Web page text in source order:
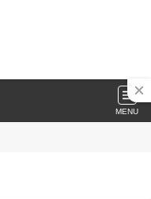
MENU